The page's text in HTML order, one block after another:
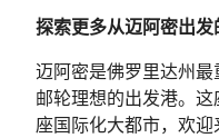
探索更多从迈阿密出发
迈阿密是佛罗里达州
邮轮理想的出发港。这
座国际化大都市，欢